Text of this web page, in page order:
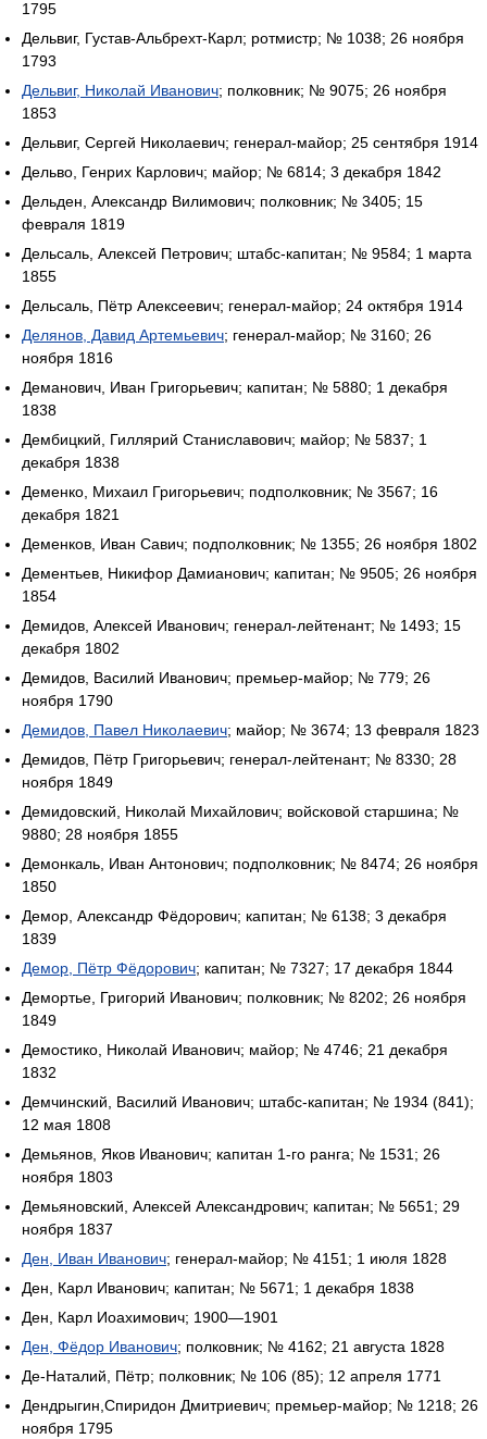
1795
Дельвиг, Густав-Альбрехт-Карл; ротмистр; № 1038; 26 ноября
1793
Дельвиг, Николай Иванович; полковник; № 9075; 26 ноября
1853
Дельвиг, Сергей Николаевич; генерал-майор; 25 сентября 1914
Дельво, Генрих Карлович; майор; № 6814; 3 декабря 1842
Дельден, Александр Вилимович; полковник; № 3405; 15
февраля 1819
Дельсаль, Алексей Петрович; штабс-капитан; № 9584; 1 марта
1855
Дельсаль, Пётр Алексеевич; генерал-майор; 24 октября 1914
Делянов, Давид Артемьевич; генерал-майор; № 3160; 26
ноября 1816
Деманович, Иван Григорьевич; капитан; № 5880; 1 декабря
1838
Дембицкий, Гиллярий Станиславович; майор; № 5837; 1
декабря 1838
Деменко, Михаил Григорьевич; подполковник; № 3567; 16
декабря 1821
Деменков, Иван Савич; подполковник; № 1355; 26 ноября 1802
Дементьев, Никифор Дамианович; капитан; № 9505; 26 ноября
1854
Демидов, Алексей Иванович; генерал-лейтенант; № 1493; 15
декабря 1802
Демидов, Василий Иванович; премьер-майор; № 779; 26
ноября 1790
Демидов, Павел Николаевич; майор; № 3674; 13 февраля 1823
Демидов, Пётр Григорьевич; генерал-лейтенант; № 8330; 28
ноября 1849
Демидовский, Николай Михайлович; войсковой старшина; №
9880; 28 ноября 1855
Демонкаль, Иван Антонович; подполковник; № 8474; 26 ноября
1850
Демор, Александр Фёдорович; капитан; № 6138; 3 декабря
1839
Демор, Пётр Фёдорович; капитан; № 7327; 17 декабря 1844
Демортье, Григорий Иванович; полковник; № 8202; 26 ноября
1849
Демостико, Николай Иванович; майор; № 4746; 21 декабря
1832
Демчинский, Василий Иванович; штабс-капитан; № 1934 (841);
12 мая 1808
Демьянов, Яков Иванович; капитан 1-го ранга; № 1531; 26
ноября 1803
Демьяновский, Алексей Александрович; капитан; № 5651; 29
ноября 1837
Ден, Иван Иванович; генерал-майор; № 4151; 1 июля 1828
Ден, Карл Иванович; капитан; № 5671; 1 декабря 1838
Ден, Карл Иоахимович; 1900—1901
Ден, Фёдор Иванович; полковник; № 4162; 21 августа 1828
Де-Наталий, Пётр; полковник; № 106 (85); 12 апреля 1771
Дендрыгин,Спиридон Дмитриевич; премьер-майор; № 1218; 26
ноября 1795